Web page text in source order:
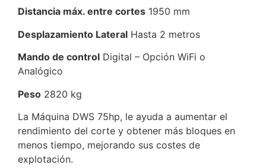
Distancia máx. entre cortes 1950 mm
Desplazamiento Lateral Hasta 2 metros
Mando de control Digital – Opción WiFi o
Analógico
Peso 2820 kg
La Máquina DWS 75hp, le ayuda a aumentar el
rendimiento del corte y obtener más bloques en
menos tiempo, mejorando sus costes de
explotación.